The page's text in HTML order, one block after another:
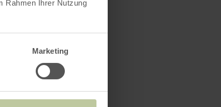
Rahmen Ihrer Nutzung
Marketing
à
de la